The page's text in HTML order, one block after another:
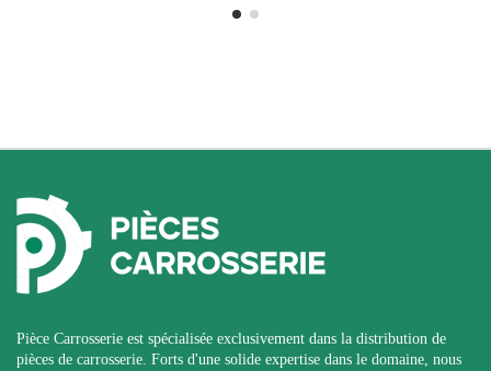
Pièce Carrosserie est spécialisée exclusivement dans la distribution de
pièces de carrosserie. Forts d'une solide expertise dans le domaine, nous